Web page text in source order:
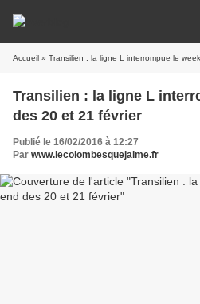
Accueil » Transilien : la ligne L interrompue le
Transilien : la ligne L
des 20 et 21 février
Publié le 16/02/2016 à 12:27
Par www.lecolombesquejaime.fr